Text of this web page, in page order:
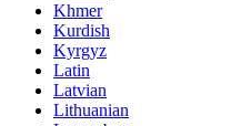
Khmer
Kurdish
Kyrgyz
Latin
Latvian
Lithuanian